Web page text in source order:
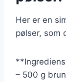
Her er en
pølser, som
– 500 g